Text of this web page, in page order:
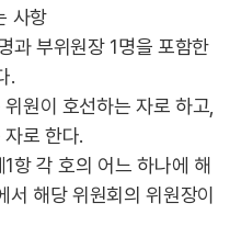
사항
과 부위원장 1명을 포함한
.
원이 호선하는 자로 하고,
로 한다.
항 각 호의 어느 하나에 해
해당 위원회의 위원장이